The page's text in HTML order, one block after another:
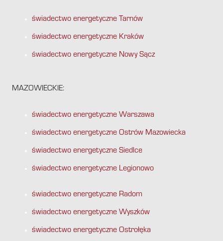
świadectwo energetyczne Tarnów
świadectwo energetyczne Kraków
świadectwo energetyczne Nowy Sącz
MAZOWIECKIE:
świadectwo energetyczne Warszawa
świadectwo energetyczne Ostrów Mazowiecka
świadectwo energetyczne Siedlce
świadectwo energetyczne Legionowo
świadectwo energetyczne Radom
świadectwo energetyczne Wyszków
świadectwo energetyczne Ostrołęka